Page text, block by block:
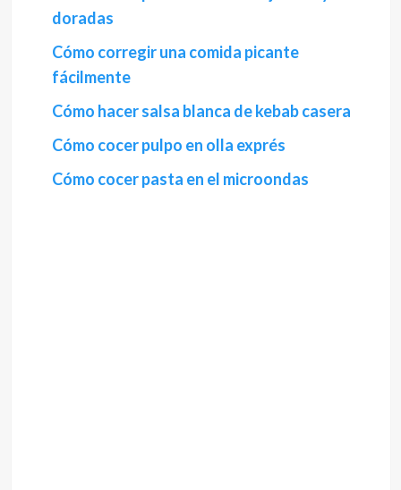
doradas
Cómo corregir una comida picante
fácilmente
Cómo hacer salsa blanca de kebab casera
Cómo cocer pulpo en olla exprés
Cómo cocer pasta en el microondas